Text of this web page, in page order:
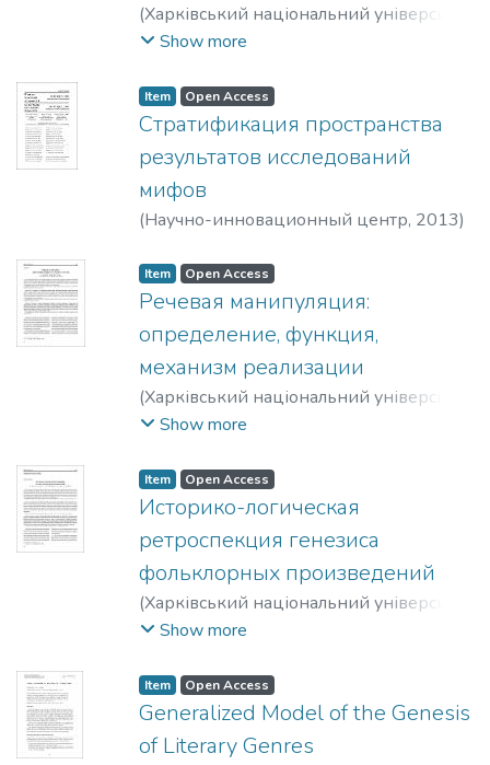
(Харківський національний університет
імені В. Н. Каразіна
Show more
Item Open Access
Стратификация пространства
результатов исследований
мифов
(Научно-инновационный центр, 2013)
Item Open Access
Речевая манипуляция:
определение, функция,
механизм реализации
(Харківський національний університет
імені В. Н. Каразіна
Show more
Item Open Access
Историко-логическая
ретроспекция генезиса
фольклорных произведений
(Харківський національний університет
імені В. Н. Каразіна
Show more
Item Open Access
Generalized Model of the Genesis
of Literary Genres